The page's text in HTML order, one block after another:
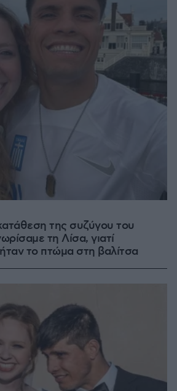
της συζύγου του
τη Λίσα, γιατί
το πτώμα στη βαλίτσα